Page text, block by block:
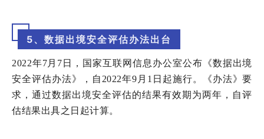
5、数据出境安全评估办法出台
2022年7月 7 日，国家互联网信息办公室公布《数据出境
安全评估办法》，自 2022年9 月 1 日起施行。《办法》要
求，通过数据出境安全评估的结果有效期为两年，自评
估结果出具之日起计算。